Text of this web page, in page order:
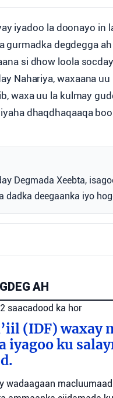
iyadoo la doonayo in
gurmadka degdegga
si dhow loola
Nahariya, waxaana
waxa uu la kulmay
dhaqdhaqaaqa
Degmada Xeebta,
dadka deegaanka iyo
AH
saacadood ka hor
(IDF) waxay
iyagoo ku
wadaagaan